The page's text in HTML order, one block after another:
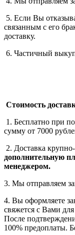
5. Если Вы
связанным с его
доставку.
6. Частичный
Стоимость
1. Бесплатно при
сумму от 7000
2. Доставка
дополнительную
менеджером.
3. Мы отправляем
4. Вы оформляете
свяжется с Вами
После
100% предоплаты.